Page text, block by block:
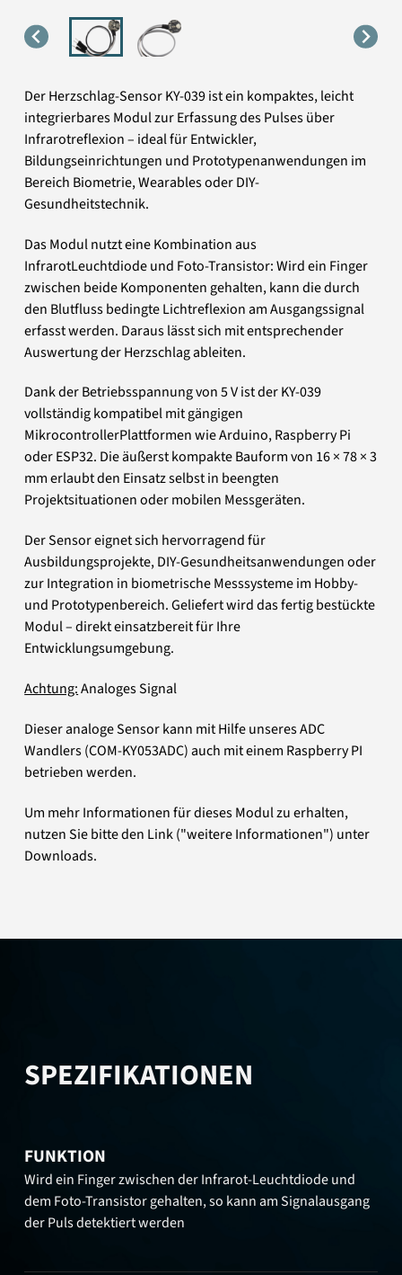
Der Herzschlag-Sensor KY-039 ist ein kompaktes, leicht
integrierbares Modul zur Erfassung des Pulses über
Infrarotreflexion – ideal für Entwickler,
Bildungseinrichtungen und Prototypenanwendungen im
Bereich Biometrie, Wearables oder DIY-
Gesundheitstechnik.
Das Modul nutzt eine Kombination aus
InfrarotLeuchtdiode und Foto-Transistor: Wird ein Finger
zwischen beide Komponenten gehalten, kann die durch
den Blutfluss bedingte Lichtreflexion am Ausgangssignal
erfasst werden. Daraus lässt sich mit entsprechender
Auswertung der Herzschlag ableiten.
Dank der Betriebsspannung von 5 V ist der KY-039
vollständig kompatibel mit gängigen
MikrocontrollerPlattformen wie Arduino, Raspberry Pi
oder ESP32. Die äußerst kompakte Bauform von 16 × 78 × 3
mm erlaubt den Einsatz selbst in beengten
Projektsituationen oder mobilen Messgeräten.
Der Sensor eignet sich hervorragend für
Ausbildungsprojekte, DIY-Gesundheitsanwendungen oder
zur Integration in biometrische Messsysteme im Hobby-
und Prototypenbereich. Geliefert wird das fertig bestückte
Modul – direkt einsatzbereit für Ihre
Entwicklungsumgebung.
Achtung:Analoges Signal
Dieser analoge Sensor kann mit Hilfe unseres ADC
Wandlers (COM-KY053ADC) auch mit einem Raspberry PI
betrieben werden.
Um mehr Informationen für dieses Modul zu erhalten,
nutzen Sie bitte den Link ("weitere Informationen") unter
Downloads.
SPEZIFIKATIONEN
FUNKTION
Wird ein Finger zwischen der Infrarot-Leuchtdiode und
dem Foto-Transistor gehalten, so kann am Signalausgang
der Puls detektiert werden